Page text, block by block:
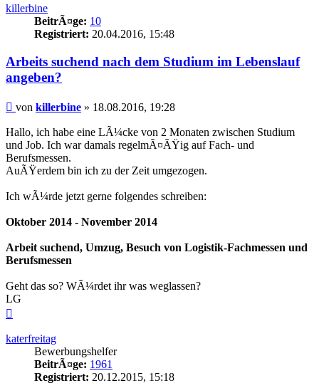
killerbine
BeitrÃ¤ge: 10
Registriert: 20.04.2016, 15:48
Arbeits suchend nach dem Studium im Lebenslauf
angeben?
Beitrag
von killerbine » 18.08.2016, 19:28
Hallo, ich habe eine LÃ¼cke von 2 Monaten zwischen Studium
und Job. Ich war damals regelmÃ¤ÃŸig auf Fach- und
Berufsmessen.
AuÃŸerdem bin ich zu der Zeit umgezogen.
Ich wÃ¼rde jetzt gerne folgendes schreiben:
Oktober 2014 - November 2014
Arbeit suchend, Umzug, Besuch von Logistik-Fachmessen und
Berufsmessen
Geht das so? WÃ¼rdet ihr was weglassen?
LG
katerfreitag
Bewerbungshelfer
BeitrÃ¤ge: 1961
Registriert: 20.12.2015, 15:18